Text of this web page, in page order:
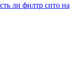
ли филтр сито на